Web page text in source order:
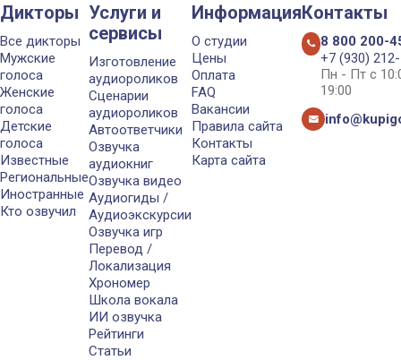
Дикторы
Все дикторы
Мужские
голоса
Женские
голоса
Детские
голоса
Известные
Региональные
Иностранные
Кто озвучил
Услуги и
сервисы
Изготовление
аудиороликов
Сценарии
аудиороликов
Автоответчики
Озвучка
аудиокниг
Озвучка видео
Аудиогиды /
Аудиоэкскурсии
Озвучка игр
Перевод /
Локализация
Хрономер
Школа вокала
ИИ озвучка
Рейтинги
Статьи
Информация
О студии
Цены
Оплата
FAQ
Вакансии
Правила сайта
Контакты
Карта сайта
Контакты
8 800 200-
+7 (930)
Пн - Пт с
19:00